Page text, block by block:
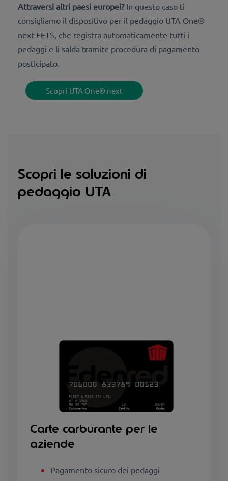
Attraversi altri paesi europei? In questo caso ti
consigliamo il dispositivo per il pedaggio UTA One®
next EETS, che registra automaticamente tutti i
pedaggi e li salda tramite procedura di pagamento
posticipato.
Scopri UTA One® next
Scopri le soluzioni di
pedaggio UTA
Carte carburante per le
aziende
Pagamento sicuro dei pedaggi